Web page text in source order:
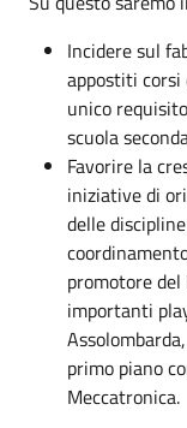
Incidere sul
appostiti
unico
scuola
Favorire la
iniziative di
delle
promotore
importanti
primo piano
Meccatronica.